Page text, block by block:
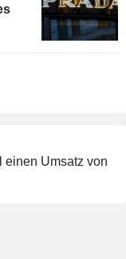
einen Umsatz von